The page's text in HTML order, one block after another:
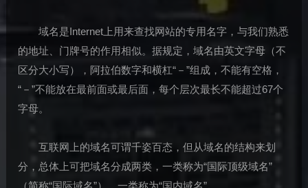
域名是Internet上用来查找网站的专用名字，与我们熟悉
的地址、门牌号的作用相似。据规定，域名由英文字母（不
区分大小写），阿拉伯数字和横杠“－”组成，不能有空格，
“－”不能放在最前面或最后面，每个层次最长不能超过67个
字母。
互联网上的域名可谓千姿百态，但从域名的结构来划
分，总体上可把域名分成两类，一类称为“国际顶级域名”